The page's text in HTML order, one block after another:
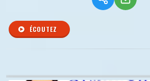
ÉCOUTEZ